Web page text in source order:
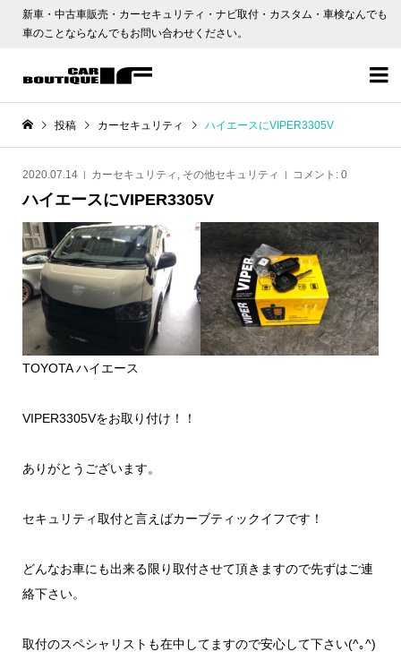
新車・中古車販売・カーセキュリティ・ナビ取付・カスタム・車検なんでも
車のことならなんでもお問い合わせください。

投稿 カーセキュリティ ハイエースにVIPER3305V
2020.07.14 カーセキュリティ , その他セキュリティ コメント: 0
ハイエースにVIPER3305V
TOYOTA ハイエース
VIPER3305Vをお取り付け！！
ありがとうございます。
セキュリティ取付と言えばカーブティックイフです！
どんなお車にも出来る限り取付させて頂きますので先ずはご連
絡下さい。
取付のスペシャリストも在中してますので安心して下さい(^｡^)